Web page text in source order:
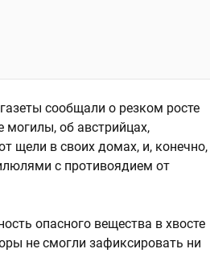
сообщали о резком росте
могилы, об австрийцах,
щели в своих домах, и, конечно,
с противоядием от
опасного вещества в хвосте
не смогли зафиксировать ни